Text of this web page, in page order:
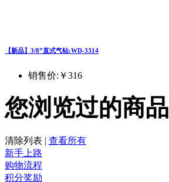
【新品】3/8”直式气钻:WD-3314
销售价: ￥316
您浏览过的商品
清除列表 | 查看所有
新手上路
购物流程
积分奖励